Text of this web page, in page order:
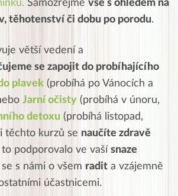
Samozřejmě vše s ohledem na
těhotenství či dobu po porodu.
větší vedení a
se zapojit do probíhajícího
plavek (probíhá po Vánocích a
Jarní očisty (probíhá v únoru,
detoxu (probíhá listopad,
těchto kurzů se naučíte zdravě
to podporovalo ve vaší snaze
s námi o všem radit a vzájemně
účastnicemi.